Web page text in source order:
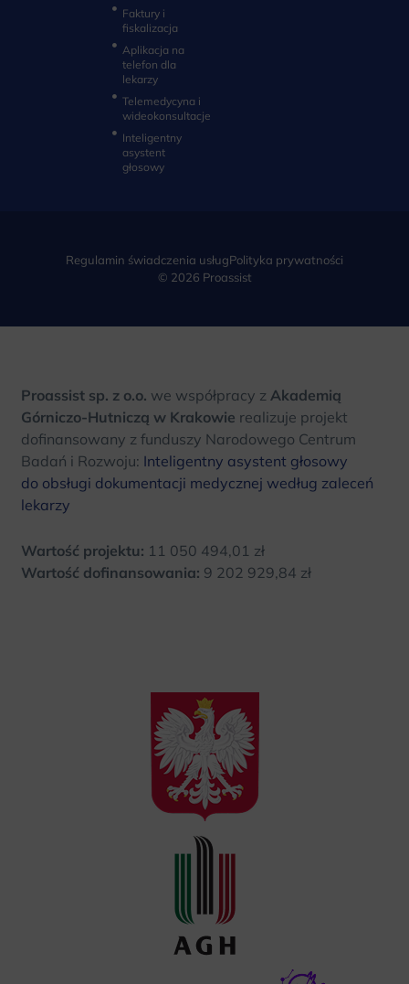
Faktury i
fiskalizacja
Aplikacja na
telefon dla
lekarzy
Telemedycyna i
wideokonsultacje‎
Inteligentny
asystent
głosowy
Regulamin świadczenia usługPolityka prywatności
© 2026 Proassist
Proassist sp. z o.o. we współpracy z Akademią
Górniczo-Hutniczą w Krakowie realizuje projekt
dofinansowany z funduszy Narodowego Centrum
Badań i Rozwoju: Inteligentny asystent głosowy
do obsługi dokumentacji medycznej według zaleceń
lekarzy
Wartość projektu: 11 050 494,01 zł
Wartość dofinansowania: 9 202 929,84 zł